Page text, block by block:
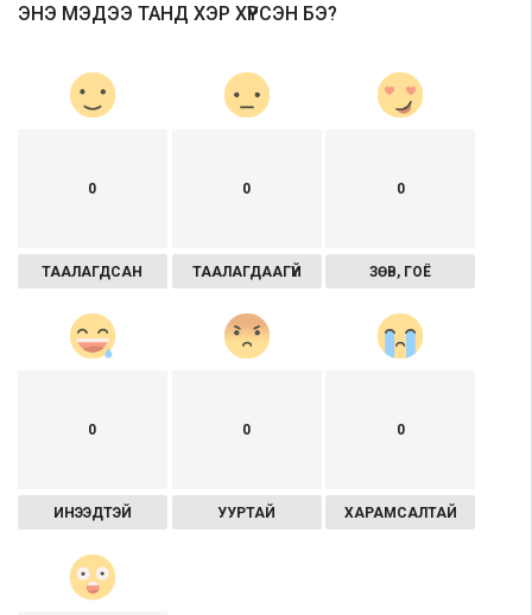
ЭНЭ МЭДЭЭ ТАНД ХЭР ХҮРСЭН БЭ?
0
ТААЛАГДСАН
0
ТААЛАГДААГҮЙ
0
ЗӨВ, ГОЁ
0
ИНЭЭДТЭЙ
0
УУРТАЙ
0
ХАРАМСАЛТАЙ